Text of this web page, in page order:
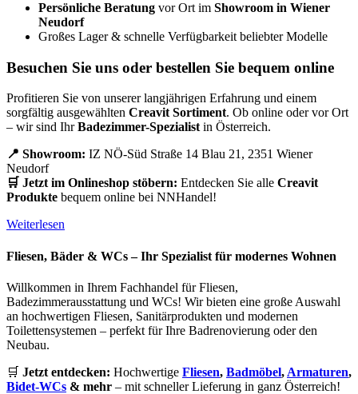
Persönliche Beratung vor Ort im Showroom in Wiener
Neudorf
Großes Lager & schnelle Verfügbarkeit beliebter Modelle
Besuchen Sie uns oder bestellen Sie bequem online
Profitieren Sie von unserer langjährigen Erfahrung und einem
sorgfältig ausgewählten Creavit Sortiment. Ob online oder vor Ort
– wir sind IhrBadezimmer-Spezialist in Österreich.
📍 Showroom: IZ NÖ-Süd Straße 14 Blau 21, 2351 Wiener
Neudorf
🛒 Jetzt im Onlineshop stöbern: Entdecken Sie alle Creavit
Produkte bequem online bei NNHandel!
Weiterlesen
Fliesen, Bäder & WCs – Ihr Spezialist für modernes Wohnen
Willkommen in Ihrem Fachhandel für Fliesen,
Badezimmerausstattung und WCs! Wir bieten eine große Auswahl
an hochwertigen Fliesen, Sanitärprodukten und modernen
Toilettensystemen – perfekt für Ihre Badrenovierung oder den
Neubau.
🛒 Jetzt entdecken: Hochwertige Fliesen, Badmöbel, Armaturen,
Bidet-WCs & mehr – mit schneller Lieferung in ganz Österreich!